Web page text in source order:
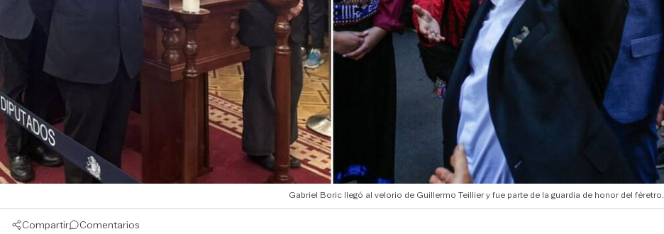
Gabriel Boric llegó al velorio de Guillermo Teillier y fue parte de la guardia de honor del féretro.
Compartir Comentarios